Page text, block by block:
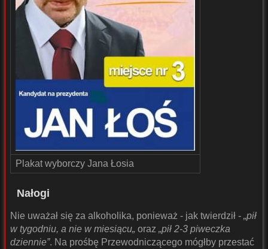
Plakat wyborczy Jana Łosia
Nałogi
Nie uważał się za alkoholika, ponieważ - jak twierdził - „pił
w tygodniu, a nie w miesiącu„ oraz „pił 2-3 piweczka
dziennie”. Na prośbę Przewodniczącego mógłby przestać